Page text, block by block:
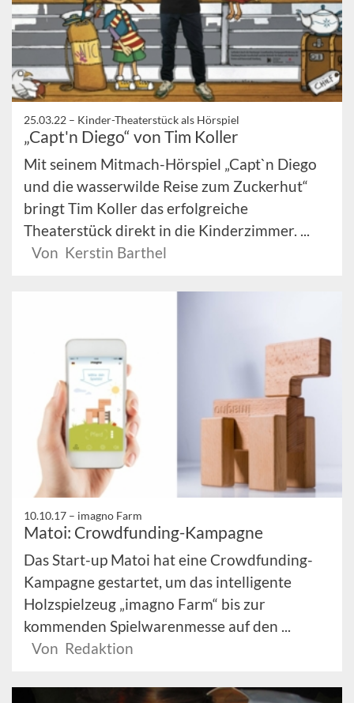
25.03.22 – Kinder-Theaterstück als Hörspiel
„Capt'n Diego“ von Tim Koller
Mit seinem Mitmach-Hörspiel „Capt`n Diego
und die wasserwilde Reise zum Zuckerhut“
bringt Tim Koller das erfolgreiche
Theaterstück direkt in die Kinderzimmer. ...
Von Kerstin Barthel
10.10.17 – imagno Farm
Matoi: Crowdfunding-Kampagne
Das Start-up Matoi hat eine Crowdfunding-
Kampagne gestartet, um das intelligente
Holzspielzeug „imagno Farm“ bis zur
kommenden Spielwarenmesse auf den ...
Von Redaktion